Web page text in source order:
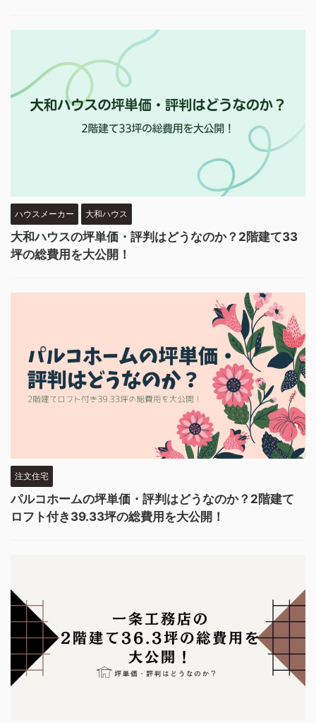
ハウスメーカー 大和ハウス
大和ハウスの坪単価・評判はどうなのか？2階建て33
坪の総費用を大公開！
注文住宅
パルコホームの坪単価・評判はどうなのか？2階建て
ロフト付き39.33坪の総費用を大公開！